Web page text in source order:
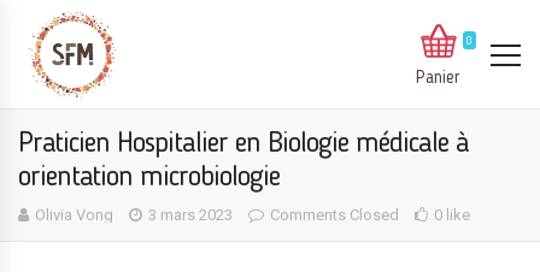
0
Panier
Praticien Hospitalier en Biologie médicale à
orientation microbiologie
Olivia Vong 3 mars 2023 Comments Closed 0 like